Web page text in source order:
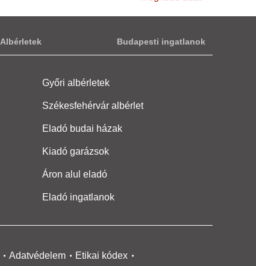
Albérletek Budapesti ingatlanok
Győri albérletek
Székesfehérvár albérlet
Eladó budai házak
Kiadó garázsok
Áron alul eladó
Eladó ingatlanok
Adatvédelem Etikai kódex